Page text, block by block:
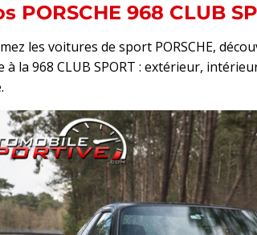
PORSCHE 968 CLUB
les voitures de sport PORSCHE,
à la 968 CLUB SPORT : extérieur,